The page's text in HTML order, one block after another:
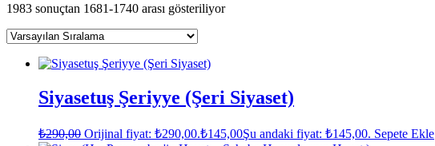
1983 sonuçtan 1681-1740 arası gösteriliyor
Siyasetuş Şeriyye (Şeri Siyaset)
₺290,00 Orijinal fiyat: ₺290,00.₺145,00Şu andaki fiyat: ₺145,00. Sepete Ekle